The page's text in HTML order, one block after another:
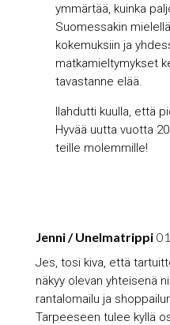
ymmärtää, kuinka
Suomessakin
kokemuksiin ja
matkamieltymykset
tavastanne elää.
Ilahdutti kuulla, että
Hyvää uutta vuotta
teille molemmille!
Jenni / Unelmatrippi
Jes, tosi kiva, että
näkyy olevan yhteisenä
rantalomailu ja
Tarpeeseen tulee kyllä